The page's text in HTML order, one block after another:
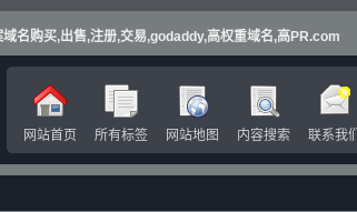
名购买,出售,注册,交易,godaddy,高权重域名,高PR.com
网站首页 所有标签 网站地图 内容搜索 联系我们